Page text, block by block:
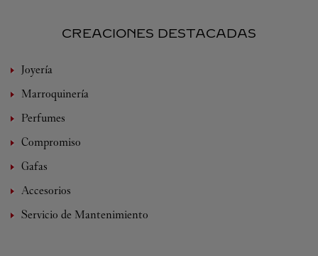
CREACIONES DESTACADAS
Joyería
Marroquinería
Perfumes
Compromiso
Gafas
Accesorios
Servicio de Mantenimiento